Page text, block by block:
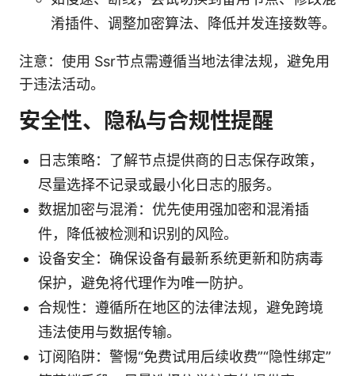
淆插件、调整加密算法、降低并发连接数等。
注意：使用 Ssr节点需遵循当地法律法规，避免用
于违法活动。
安全性、隐私与合规性提醒
日志策略：了解节点提供商的日志保存政策，
尽量选择不记录或最小化日志的服务。
数据加密与混淆：优先使用强加密和混淆插
件，降低被检测和识别的风险。
设备安全：确保设备有最新系统更新和防病毒
保护，避免将代理作为唯一防护。
合规性：遵循所在地区的法律法规，避免跨境
违法使用与数据传输。
订阅陷阱：警惕“免费试用后续收费”“隐性绑定”